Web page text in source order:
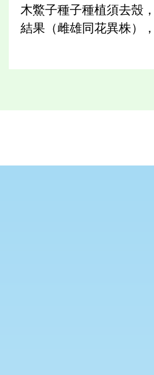
木鱉子種子種植須去殼
結果（雌雄同花異株）